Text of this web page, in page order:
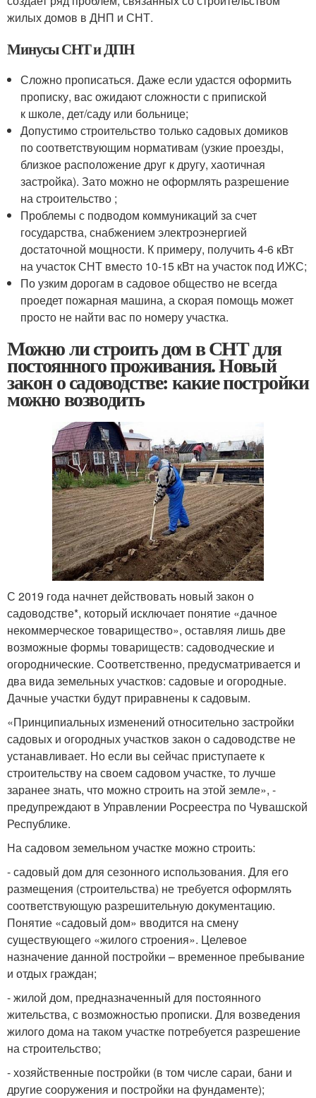
жилых домов в ДНП и СНТ.
Минусы СНТ и ДПН
Сложно прописаться. Даже если удастся оформить
прописку, вас ожидают сложности с припиской
к школе, дет/саду или больнице;
Допустимо строительство только садовых домиков
по соответствующим нормативам (узкие проезды,
близкое расположение друг к другу, хаотичная
застройка). Зато можно не оформлять разрешение
на строительство ;
Проблемы с подводом коммуникаций за счет
государства, снабжением электроэнергией
достаточной мощности. К примеру, получить 4-6 кВт
на участок СНТ вместо 10-15 кВт на участок под ИЖС;
По узким дорогам в садовое общество не всегда
проедет пожарная машина, а скорая помощь может
просто не найти вас по номеру участка.
Можно ли строить дом в СНТ для
постоянного проживания. Новый
закон о садоводстве: какие постройки
можно возводить
С 2019 года начнет действовать новый закон о
садоводстве*, который исключает понятие «дачное
некоммерческое товарищество», оставляя лишь две
возможные формы товариществ: садоводческие и
огороднические. Соответственно, предусматривается и
два вида земельных участков: садовые и огородные.
Дачные участки будут приравнены к садовым.
«Принципиальных изменений относительно застройки
садовых и огородных участков закон о садоводстве не
устанавливает. Но если вы сейчас приступаете к
строительству на своем садовом участке, то лучше
заранее знать, что можно строить на этой земле», -
предупреждают в Управлении Росреестра по Чувашской
Республике.
На садовом земельном участке можно строить:
- садовый дом для сезонного использования. Для его
размещения (строительства) не требуется оформлять
соответствующую разрешительную документацию.
Понятие «садовый дом» вводится на смену
существующего «жилого строения». Целевое
назначение данной постройки – временное пребывание
и отдых граждан;
- жилой дом, предназначенный для постоянного
жительства, с возможностью прописки. Для возведения
жилого дома на таком участке потребуется разрешение
на строительство;
- хозяйственные постройки (в том числе сараи, бани и
другие сооружения и постройки на фундаменте);